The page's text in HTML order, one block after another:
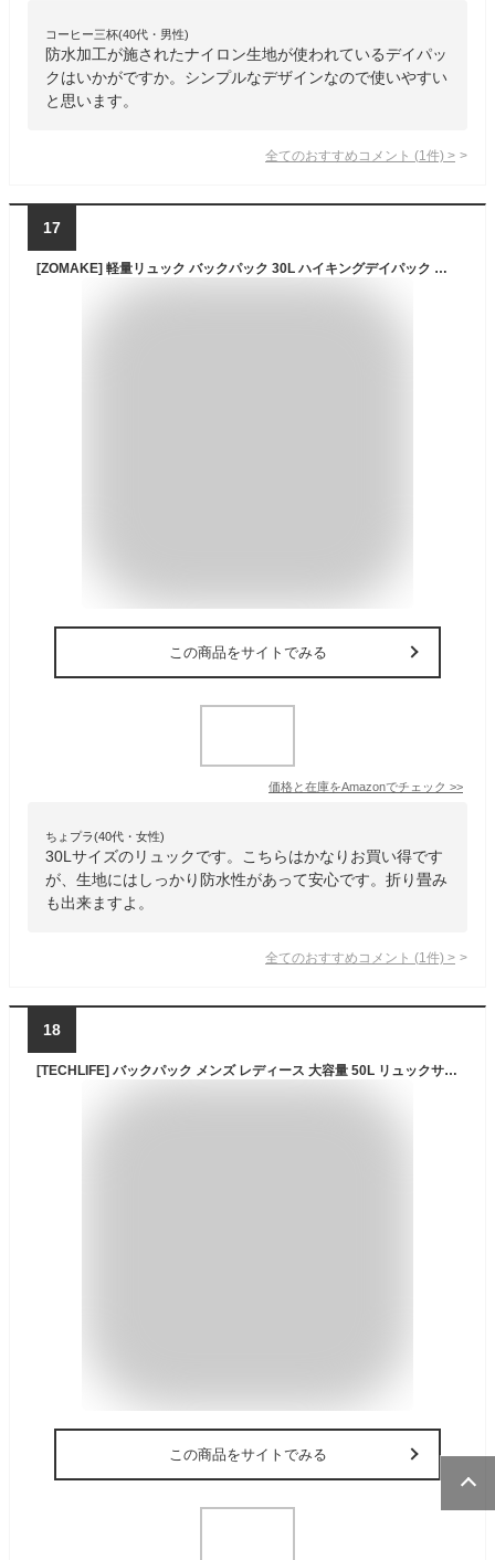
コーヒー三杯(40代・男性)
防水加工が施されたナイロン生地が使われているデイパッ
クはいかがですか。シンプルなデザインなので使いやすい
と思います。
全てのおすすめコメント (1 件) >
17
[ZOMAKE] 軽量リュック バックパック 30L ハイキングデイパック 小型旅行バックパック 折りたたみ式 リュック バッグ 防水 大容量 キャンプアウトドア
この商品をサイトでみる
価格と在庫をAmazonでチェック >>
ちょプラ(40代・女性)
30Lサイズのリュックです。こちらはかなりお買い得です
が、生地にはしっかり防水性があって安心です。折り畳み
も出来ますよ。
全てのおすすめコメント (1 件) >
18
[TECHLIFE] バックパック メンズ レディース 大容量 50L リュックサック リュック 登山 拡張 撥水 多機能 出張 旅行 通勤 通学 防災 キャンプ用 ビジネスリュック 男女兼用 登山リュック
この商品をサイトでみる